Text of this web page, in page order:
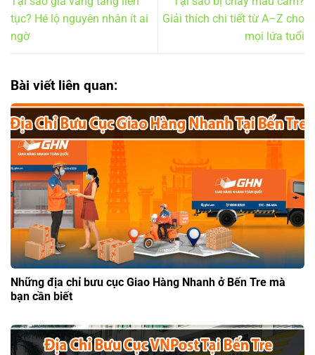
tục? Hé lộ nguyên nhân ít ai
ngờ
Giải thích chi tiết từ A–Z cho
mọi lứa tuổi
Bài viết liên quan:
Những địa chỉ bưu cục Giao Hàng Nhanh ở Bến Tre mà
bạn cần biết